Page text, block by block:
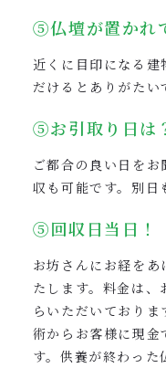
⑤仏壇が置かれ
近くに目印になる
だけるとありがたい
⑤お引取り日は
ご都合の良い日を
収も可能です。別日
⑤回収日当日！
お坊さんにお経を
たします。料金は、
らいただいており
術からお客様に現金
す。供養が終わった